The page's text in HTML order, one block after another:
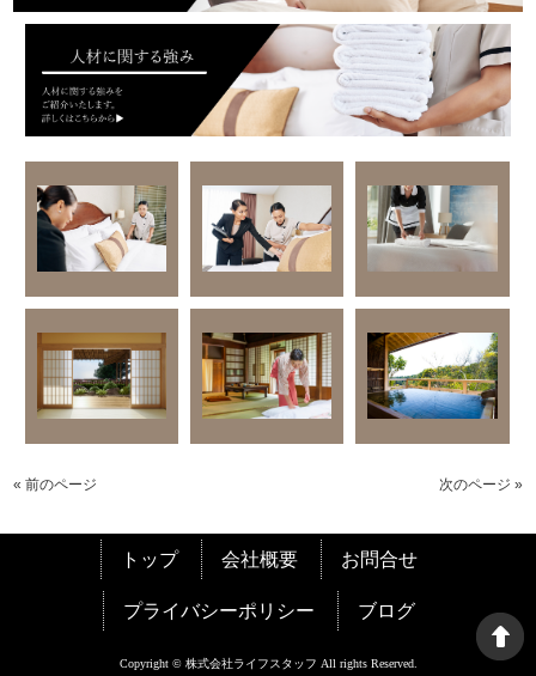
« 前のページ 次のページ »
トップ 会社概要 お問合せ
プライバシーポリシー ブログ
Copyright © 株式会社ライフスタッフ All rights Reserved.